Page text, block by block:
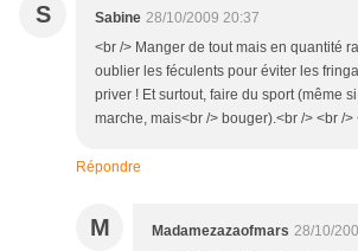
S Sabine 28/10/2009 20:37
<br /> Manger de tout mais en quantité
oublier les féculents pour éviter les
priver ! Et surtout, faire du sport (même
marche, mais<br /> bouger).<br /> <br />
Répondre
M Madamezazaofmars 28/10/